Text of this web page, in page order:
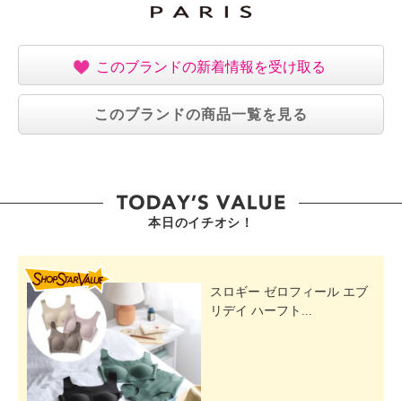
このブランドの新着情報を受け取る
このブランドの商品一覧を見る
本日のイチオシ！
スロギー ゼロフィール エブ
リデイ ハーフト...